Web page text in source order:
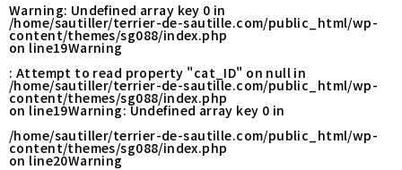
Warning: Undefined array key 0 in
/home/sautiller/terrier-de-sautille.com/public_html/wp-
content/themes/sg088/index.php
on line19Warning
: Attempt to read property "cat_ID" on null in
/home/sautiller/terrier-de-sautille.com/public_html/wp-
content/themes/sg088/index.php
on line19Warning: Undefined array key 0 in
/home/sautiller/terrier-de-sautille.com/public_html/wp-
content/themes/sg088/index.php
on line20Warning
RUG GUIDE
NEWS
ONLINE SHOP